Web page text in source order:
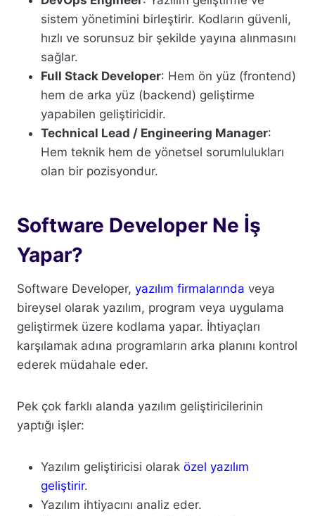
sistem yönetimini birleştirir. Kodların güvenli,
hızlı ve sorunsuz bir şekilde yayına alınmasını
sağlar.
Full Stack Developer: Hem ön yüz (frontend)
hem de arka yüz (backend) geliştirme
yapabilen geliştiricidir.
Technical Lead / Engineering Manager:
Hem teknik hem de yönetsel sorumlulukları
olan bir pozisyondur.
Software Developer Ne İş
Yapar?
Software Developer, yazılım firmalarında veya
bireysel olarak yazılım, program veya uygulama
geliştirmek üzere kodlama yapar. İhtiyaçları
karşılamak adına programların arka planını kontrol
ederek müdahale eder.
Pek çok farklı alanda yazılım geliştiricilerinin
yaptığı işler:
Yazılım geliştiricisi olarak özel yazılım
geliştirir.
Yazılım ihtiyacını analiz eder.